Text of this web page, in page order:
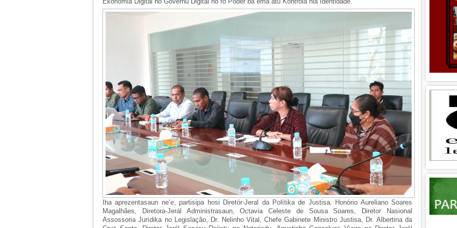
Iha aprezentasaun ne’e, partisipa hosi Diretór-Jeral da Polítika de Justisa, Honório Aureliano Soares
Magalhães, Diretora-Jerál Administrasaun, Octavia Celeste de Sousa Soares, Diretor Nasional
Assossoria Jurídika no Legislação, Dr. Nelinho Vital, Chefe Gabinete Ministro Justisa, Dr. Albertina da